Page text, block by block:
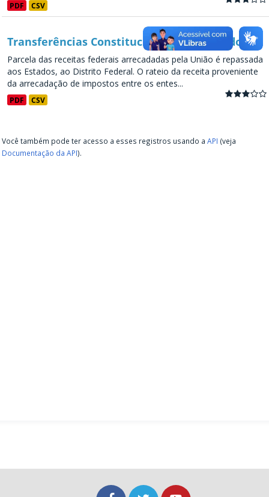
PDF CSV
Transferências Constitucionais Para Estados
Parcela das receitas federais arrecadadas pela União é repassada
aos Estados, ao Distrito Federal. O rateio da receita proveniente
da arrecadação de impostos entre os entes...
PDF CSV
Você também pode ter acesso a esses registros usando a API (veja
Documentação da API).